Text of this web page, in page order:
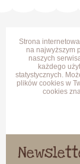
Strona
na najwyższym
naszych
każdego
statystycznych.
plików cookies w
cookies